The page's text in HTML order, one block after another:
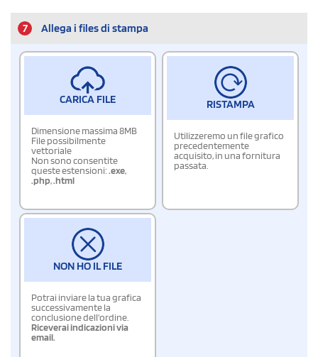
7 Allega i files di stampa
CARICA FILE
Dimensione massima 8MB
File possibilmente
vettoriale
Non sono consentite
queste estensioni:.exe,
.php,.html
RISTAMPA
Utilizzeremo un file grafico
precedentemente
acquisito, in una fornitura
passata.
NON HO IL FILE
Potrai inviare la tua grafica
successivamente la
conclusione dell'ordine.
Riceverai indicazioni via
email.